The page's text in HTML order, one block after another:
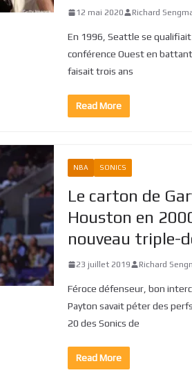
12 mai 2020 Richard
En 1996, Seattle se
conférence Ouest en
faisait trois ans
Read More
NBA SONICS
Le carton de
Houston en
nouveau triple-
23 juillet 2019 Richard
Féroce défenseur, bon
Payton savait péter des
20 des Sonics de
Read More